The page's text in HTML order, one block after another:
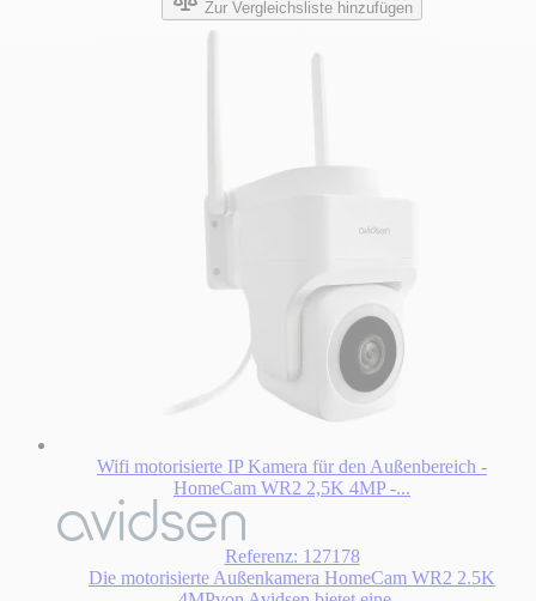
Zur Vergleichsliste hinzufügen
Wifi motorisierte IP Kamera für den Außenbereich -
HomeCam WR2 2,5K 4MP -...
Referenz: 127178
Die motorisierte Außenkamera HomeCam WR2 2.5K